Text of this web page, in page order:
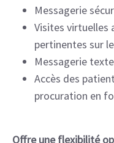
Messagerie
Visites virtuelles
pertinentes sur
Messagerie
Accès des
procuration en
Offre une flexibilité